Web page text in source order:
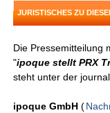
JURISTISCHES ZU
Die Pressemitteilung
"ipoque stellt PRX
steht unter der
ipoque GmbH (